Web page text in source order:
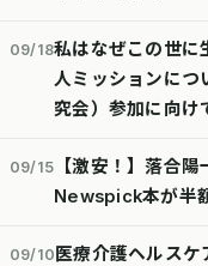
09/18私はなぜこの世に
人ミッションにつ
究会）参加に向け
09/15
【激安！】落合
Newspick本が半
09/10医療介護ヘルス